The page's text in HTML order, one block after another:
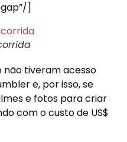
]
não tiveram acesso
e, por isso, se
e fotos para criar
com o custo de US$